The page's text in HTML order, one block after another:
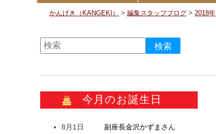
かんげき（KANGEKI） >編集スタッフブログ >2018年
今月のお誕生日
8月1日 副座長金沢かずま さん